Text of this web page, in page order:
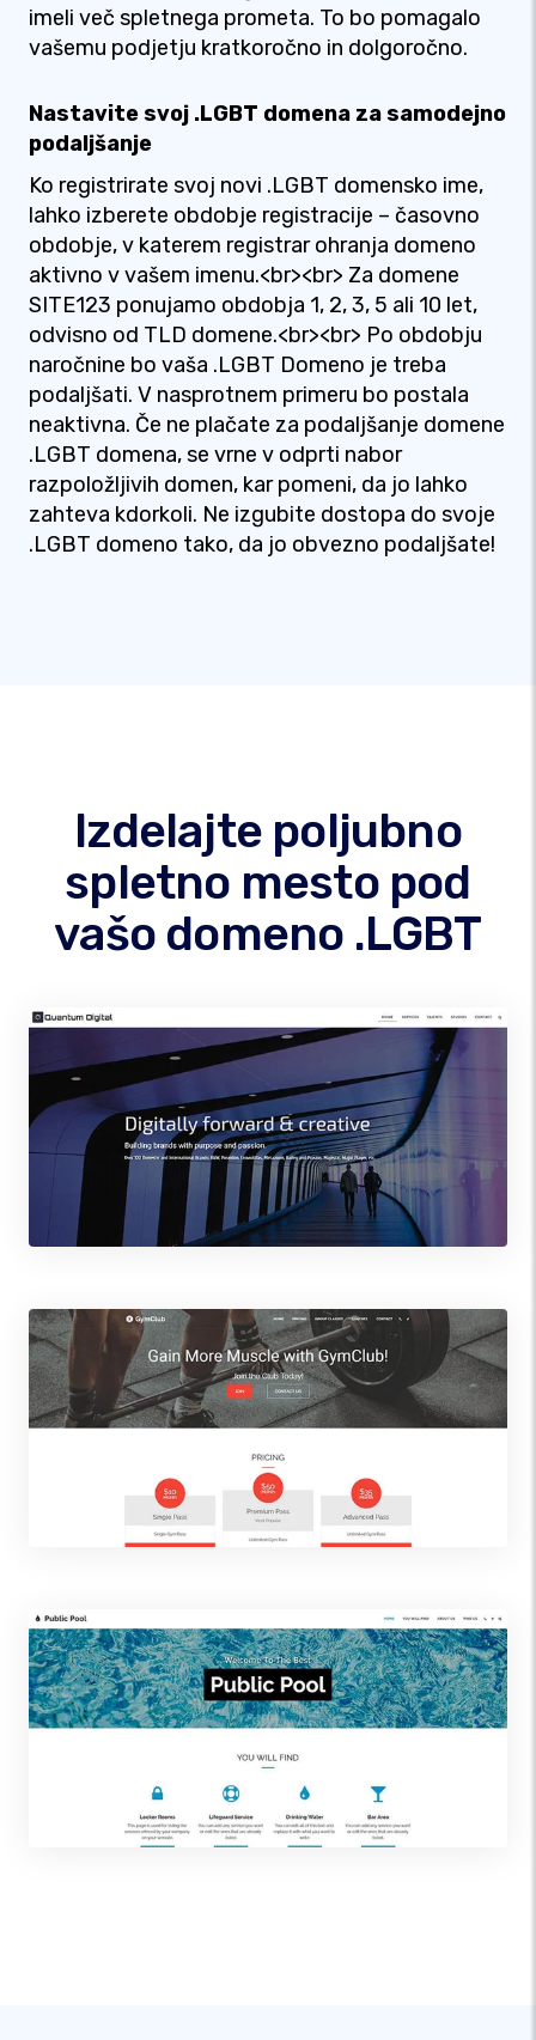
imeli več spletnega prometa. To bo pomagalo
vašemu podjetju kratkoročno in dolgoročno.
Nastavite svoj .LGBT domena za samodejno
podaljšanje
Ko registrirate svoj novi .LGBT domensko ime,
lahko izberete obdobje registracije – časovno
obdobje, v katerem registrar ohranja domeno
aktivno v vašem imenu.<br><br> Za domene
SITE123 ponujamo obdobja 1, 2, 3, 5 ali 10 let,
odvisno od TLD domene.<br><br> Po obdobju
naročnine bo vaša .LGBT Domeno je treba
podaljšati. V nasprotnem primeru bo postala
neaktivna. Če ne plačate za podaljšanje domene
.LGBT domena, se vrne v odprti nabor
razpoložljivih domen, kar pomeni, da jo lahko
zahteva kdorkoli. Ne izgubite dostopa do svoje
.LGBT domeno tako, da jo obvezno podaljšate!
Izdelajte poljubno
spletno mesto pod
vašo domeno .LGBT